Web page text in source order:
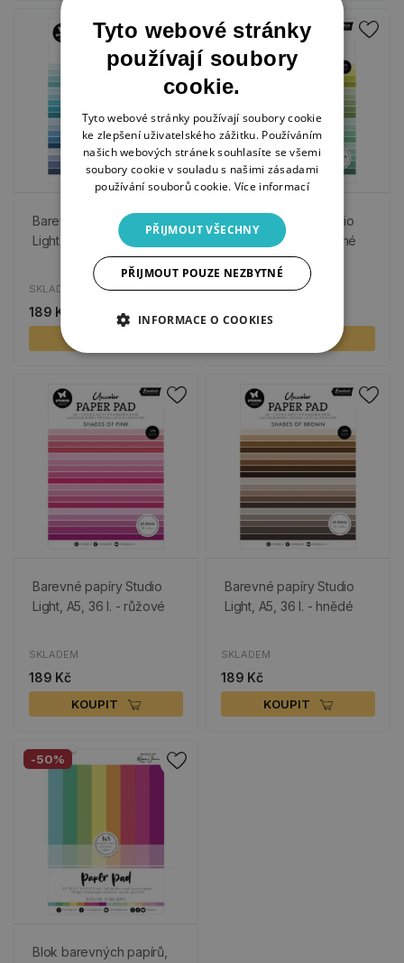
Barevné papíry Studio
Light, A5, 36 l. - modré
SKLADEM
189 Kč
Barevné papíry Studio
Light, A5, 36 l. - zelené
SKLADEM
Barevné papíry Studio
Light, A5, 36 l. - růžové
SKLADEM
189 Kč
KOUPIT
Barevné papíry Studio
Light, A5, 36 l. - hnědé
SKLADEM
189 Kč
KOUPIT
-50%
Blok barevných papírů,
Tyto webové stránky
používají soubory
cookie.
Tyto webové stránky používají soubory cookie
ke zlepšení uživatelského zážitku. Používáním
našich webových stránek souhlasíte se všemi
soubory cookie v souladu s našimi zásadami
používání souborů cookie. Více informací
PŘIJMOUT VŠECHNY
PŘIJMOUT POUZE NEZBYTNÉ
INFORMACE O COOKIES